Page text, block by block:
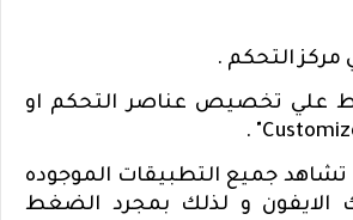
التحكم .
علي تخصيص عناصر التحكم او
" .
تشاهد جميع التطبيقات الموجوده
الايفون و لذلك بمجرد الضغط